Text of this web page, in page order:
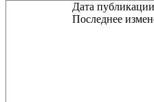
Дата
Последнее